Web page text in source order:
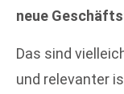
neue
Das sind
und relevanter